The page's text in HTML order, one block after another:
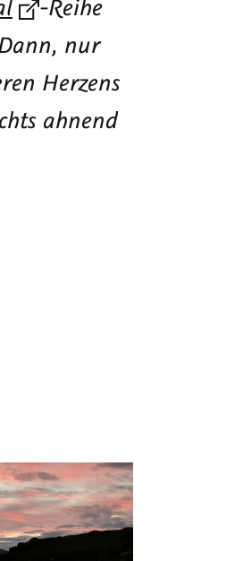
-Reihe
nur
Herzens
ahnend